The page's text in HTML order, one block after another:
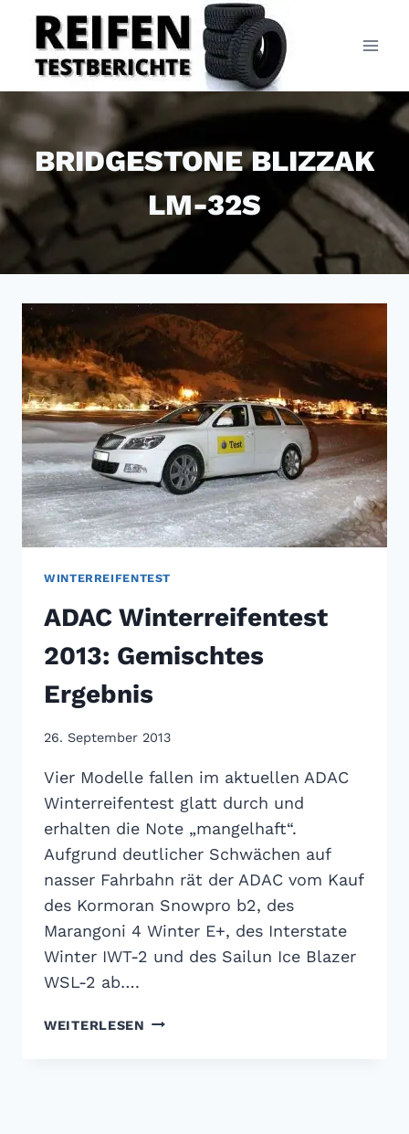
Inhalt
springen
BRIDGESTONE BLIZZAK
LM-32S
WINTERREIFENTEST
ADAC Winterreifentest
2013: Gemischtes
Ergebnis
26. September 2013
Vier Modelle fallen im aktuellen ADAC
Winterreifentest glatt durch und
erhalten die Note „mangelhaft“.
Aufgrund deutlicher Schwächen auf
nasser Fahrbahn rät der ADAC vom Kauf
des Kormoran Snowpro b2, des
Marangoni 4 Winter E+, des Interstate
Winter IWT-2 und des Sailun Ice Blazer
WSL-2 ab….
WEITERLESEN ADAC